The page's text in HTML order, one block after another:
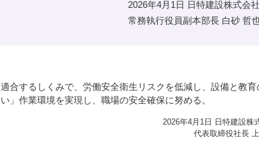
2026年4月1日 日特建設株式会
常務執行役員副本部長 白砂 哲
合するしくみで、労働安全衛生リスクを低減し、設備と教育
」作業環境を実現し、職場の安全確保に努める。
2026年4月1日 日特建設株
代表取締役社長